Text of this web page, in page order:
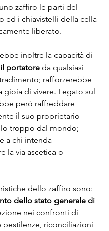
zaffiro le parti del
ed i chiavistelli della cella
liberato.
inoltre la capacità di
portatore da qualsiasi
rafforzerebbe
gioia di vivere. Legato sul
però raffreddare
il suo proprietario
troppo dal mondo;
a chi intenda
la via ascetica o
dello zaffiro sono:
dello stato generale di
nei confronti di
pestilenze, riconciliazioni